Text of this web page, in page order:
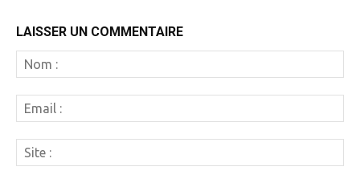
LAISSER UN COMMENTAIRE
:
:
: